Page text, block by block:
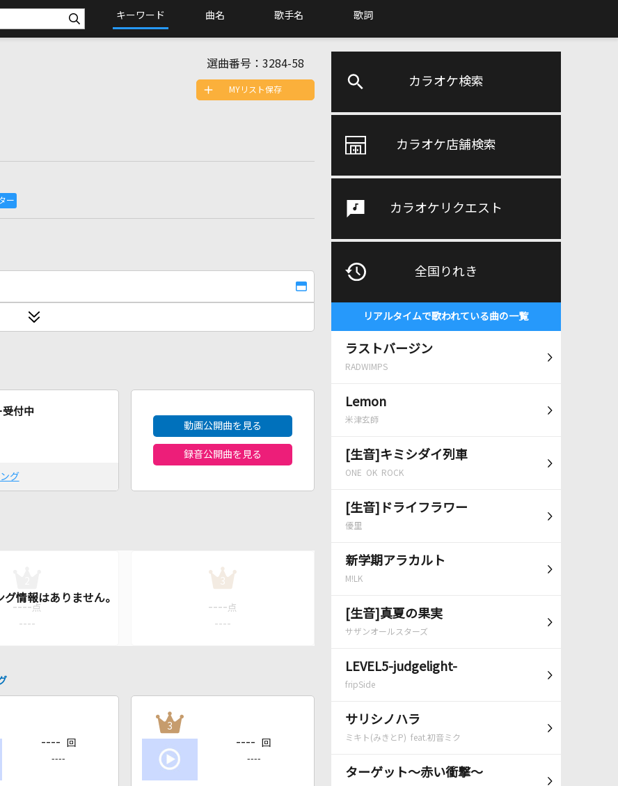
キーワード 曲名 歌手名 歌詞
カラオケ検索
カラオケ店舗検索
カラオケリクエスト
全国りれき
リアルタイムで歌われている曲の一覧
ラストバージン
RADWIMPS
Lemon
米津玄師
[生音]キミシダイ列車
ONE OK ROCK
[生音]ドライフラワー
優里
新学期アラカルト
M!LK
[生音]真夏の果実
サザンオールスターズ
LEVEL5-judgelight-
fripSide
サリシノハラ
ミキト(みきとP) feat.初音ミク
ターゲット～赤い衝撃～
選曲番号： 3284-58
MYリスト保存
付中
グ
動画公開曲を見る
録音公開曲を見る
---- 点
----
3
---- 点
----
---- 回
----
3
---- 回
----